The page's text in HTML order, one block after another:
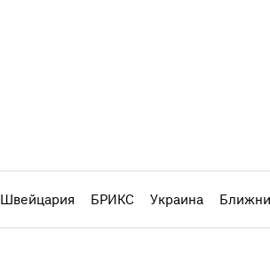
Швейцария БРИКС Украина